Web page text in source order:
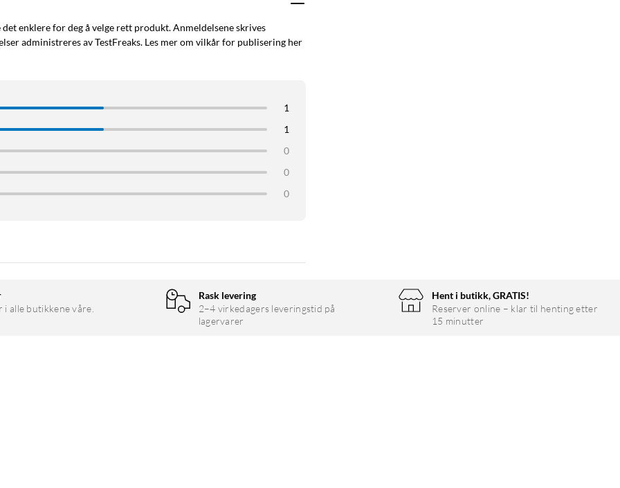
feberforløpet over tid. Termometeret slår seg automatisk
indikator for batteribytte, slik at du alltid vet når det er tid for
enklere for deg å velge rett produkt. Anmeldelsene skrives
administreres av TestFreaks. Les mer om vilkår for publisering her
1
1
0
0
0
i alle butikkene våre.
Rask levering
2–4 virkedagers leveringstid på
lagervarer
Hent i butikk, GRATIS!
Reserver online – klar til henting etter
15 minutter